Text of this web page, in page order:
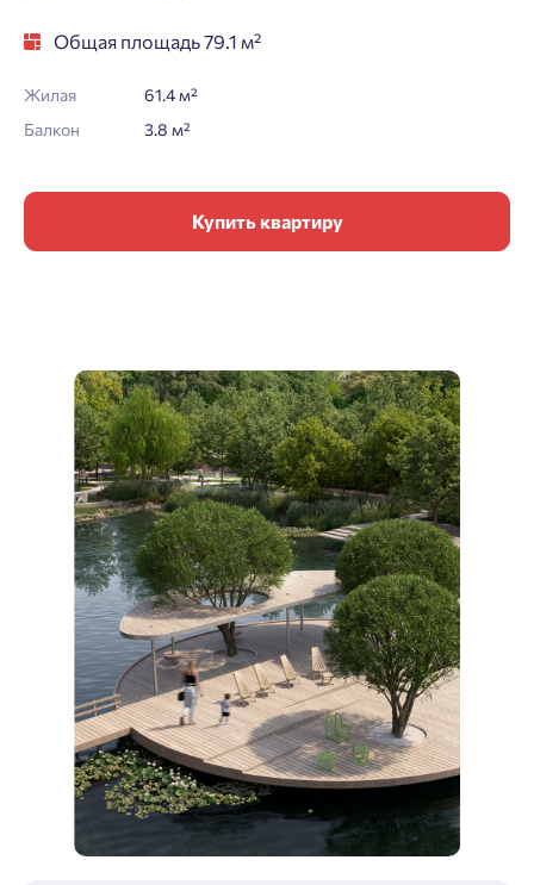
Общая площадь 79.1 м²
Жилая
61.4 м²
Балкон
3.8 м²
Купить квартиру